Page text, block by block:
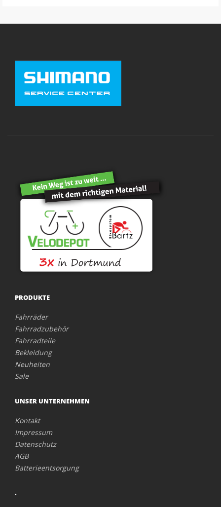
PRODUKTE
Fahrräder
Fahrradzubehör
Fahrradteile
Bekleidung
Neuheiten
Sale
UNSER UNTERNEHMEN
Kontakt
Impressum
Datenschutz
AGB
Batterieentsorgung
.